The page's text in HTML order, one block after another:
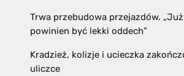
Trwa przebudowa przejazdów.
powinien być lekki oddech”
Kradzież, kolizje i ucieczka
uliczce